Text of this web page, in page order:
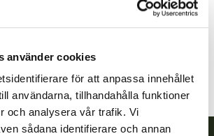
använder cookies
för att anpassa innehållet
användarna, tillhandahålla funktioner
och analysera vår trafik. Vi
sådana identifierare och annan